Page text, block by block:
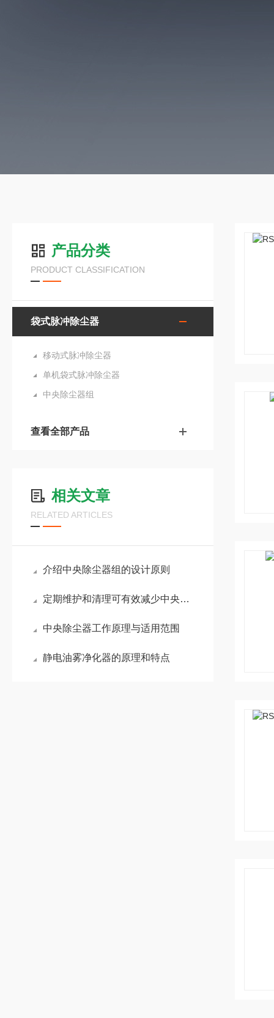
产品分类
PRODUCT CLASSIFICATION
袋式脉冲除尘器
移动式脉冲除尘器
单机袋式脉冲除尘器
中央除尘器组
查看全部产品
相关文章
RELATED ARTICLES
介绍中央除尘器组的设计原则
定期维护和清理可有效减少中央除尘器组的噪音
中央除尘器工作原理与适用范围
静电油雾净化器的原理和特点